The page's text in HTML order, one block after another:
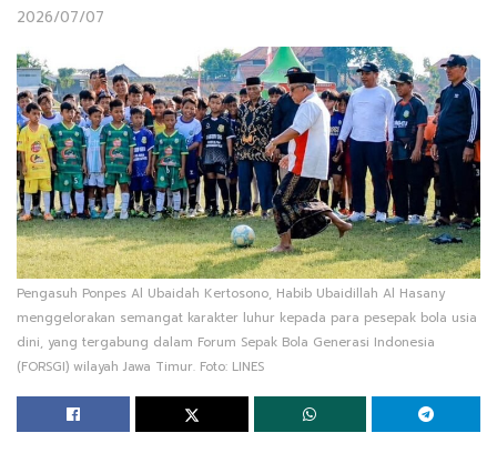
2026/07/07
Pengasuh Ponpes Al Ubaidah Kertosono, Habib Ubaidillah Al Hasany
menggelorakan semangat karakter luhur kepada para pesepak bola usia
dini, yang tergabung dalam Forum Sepak Bola Generasi Indonesia
(FORSGI) wilayah Jawa Timur. Foto: LINES